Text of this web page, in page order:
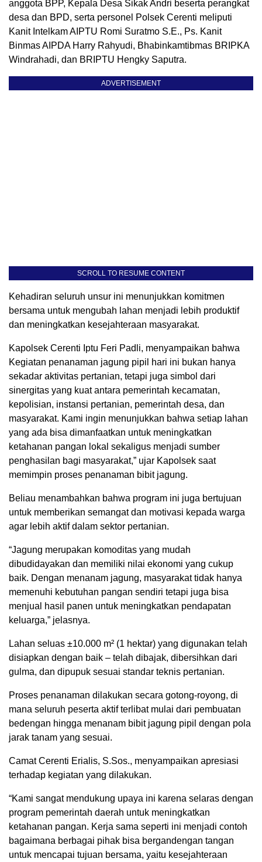
anggota BPP, Kepala Desa Sikak Andri beserta perangkat
desa dan BPD, serta personel Polsek Cerenti meliputi
Kanit Intelkam AIPTU Romi Suratmo S.E., Ps. Kanit
Binmas AIPDA Harry Rahyudi, Bhabinkamtibmas BRIPKA
Windrahadi, dan BRIPTU Hengky Saputra.
ADVERTISEMENT
SCROLL TO RESUME CONTENT
Kehadiran seluruh unsur ini menunjukkan komitmen
bersama untuk mengubah lahan menjadi lebih produktif
dan meningkatkan kesejahteraan masyarakat.
Kapolsek Cerenti Iptu Feri Padli, menyampaikan bahwa
Kegiatan penanaman jagung pipil hari ini bukan hanya
sekadar aktivitas pertanian, tetapi juga simbol dari
sinergitas yang kuat antara pemerintah kecamatan,
kepolisian, instansi pertanian, pemerintah desa, dan
masyarakat. Kami ingin menunjukkan bahwa setiap lahan
yang ada bisa dimanfaatkan untuk meningkatkan
ketahanan pangan lokal sekaligus menjadi sumber
penghasilan bagi masyarakat,” ujar Kapolsek saat
memimpin proses penanaman bibit jagung.
Beliau menambahkan bahwa program ini juga bertujuan
untuk memberikan semangat dan motivasi kepada warga
agar lebih aktif dalam sektor pertanian.
“Jagung merupakan komoditas yang mudah
dibudidayakan dan memiliki nilai ekonomi yang cukup
baik. Dengan menanam jagung, masyarakat tidak hanya
memenuhi kebutuhan pangan sendiri tetapi juga bisa
menjual hasil panen untuk meningkatkan pendapatan
keluarga,” jelasnya.
Lahan seluas ±10.000 m² (1 hektar) yang digunakan telah
disiapkan dengan baik – telah dibajak, dibersihkan dari
gulma, dan dipupuk sesuai standar teknis pertanian.
Proses penanaman dilakukan secara gotong-royong, di
mana seluruh peserta aktif terlibat mulai dari pembuatan
bedengan hingga menanam bibit jagung pipil dengan pola
jarak tanam yang sesuai.
Camat Cerenti Erialis, S.Sos., menyampaikan apresiasi
terhadap kegiatan yang dilakukan.
“Kami sangat mendukung upaya ini karena selaras dengan
program pemerintah daerah untuk meningkatkan
ketahanan pangan. Kerja sama seperti ini menjadi contoh
bagaimana berbagai pihak bisa bergandengan tangan
untuk mencapai tujuan bersama, yaitu kesejahteraan